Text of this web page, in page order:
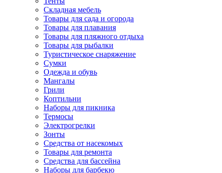
Складная мебель
Товары для сада и огорода
Товары для плавания
Товары для пляжного отдыха
Товары для рыбалки
Туристическое снаряжение
Сумки
Одежда и обувь
Мангалы
Грили
Коптильни
Наборы для пикника
Термосы
Электрогрелки
Зонты
Средства от насекомых
Товары для ремонта
Средства для бассейна
Наборы для барбекю